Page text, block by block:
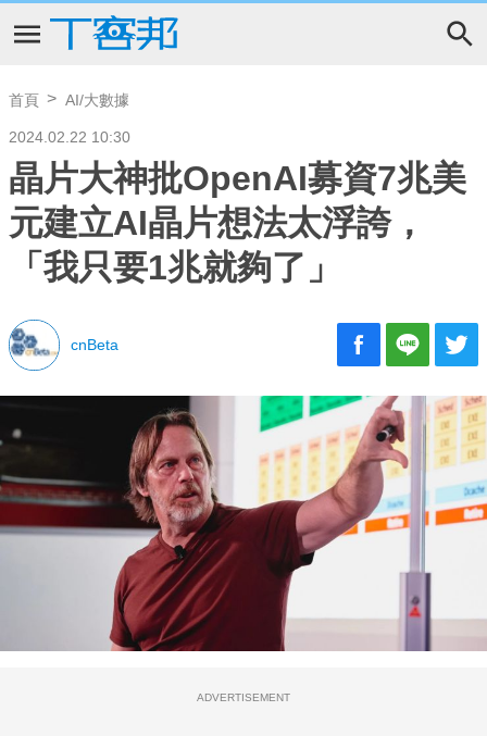
首頁 AI/大數據
2024.02.22 10:30
晶片大神批OpenAI募資7兆美
元建立AI晶片想法太浮誇，
「我只要1兆就夠了」
cnBeta
ADVERTISEMENT